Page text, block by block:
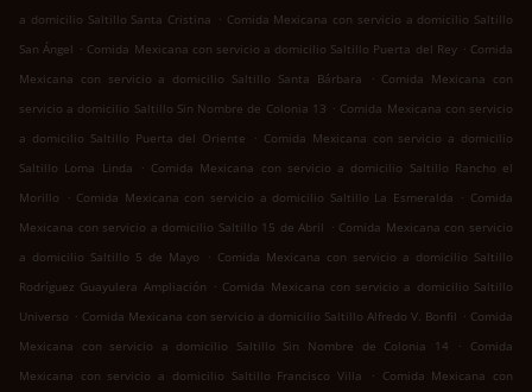
a domicilio Saltillo Santa Cristina . Comida Mexicana con servicio a domicilio Saltillo
San Ángel . Comida Mexicana con servicio a domicilio Saltillo Puerta del Rey . Comida
Mexicana con servicio a domicilio Saltillo Santa Bárbara
. Comida Mexicana con
servicio a domicilio Saltillo Sin Nombre de Colonia 13 . Comida Mexicana con servicio
a domicilio Saltillo Puerta del Oriente
. Comida Mexicana con servicio a domicilio
Saltillo Loma Linda
. Comida Mexicana con servicio a domicilio Saltillo Rancho el
Morillo
. Comida Mexicana con servicio a domicilio Saltillo La Esmeralda . Comida
Mexicana con servicio a domicilio Saltillo 15 de Abril . Comida Mexicana con servicio
a domicilio Saltillo 5 de Mayo
. Comida Mexicana con servicio a domicilio Saltillo
Rodríguez Guayulera Ampliación . Comida Mexicana con servicio a domicilio Saltillo
Universo . Comida Mexicana con servicio a domicilio Saltillo Alfredo V. Bonfil . Comida
Mexicana con servicio a domicilio Saltillo Sin Nombre de Colonia 14
.
Comida
Mexicana con servicio a domicilio Saltillo Francisco Villa
. Comida Mexicana con